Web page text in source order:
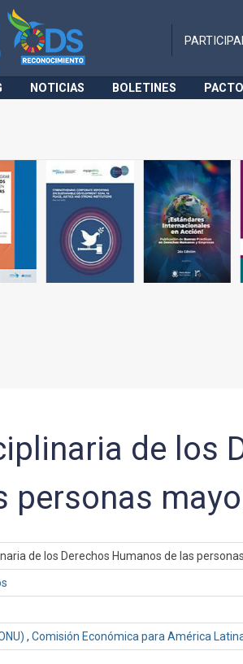
NOTICIAS BOLETINES
de los
personas
de los Derechos Humanos de las
,Comisión Económica para América